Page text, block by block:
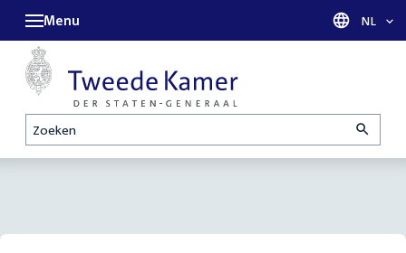
Zoeken
Menu Taal
NL